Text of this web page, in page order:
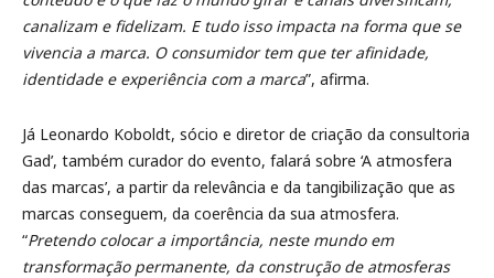
canalizam e fidelizam. E tudo isso impacta na forma que se
vivencia a marca. O consumidor tem que ter afinidade,
identidade e experiência com a marca”, afirma.
Já Leonardo Koboldt, sócio e diretor de criação da consultoria
Gad’, também curador do evento, falará sobre ‘A atmosfera
das marcas’, a partir da relevância e da tangibilização que as
marcas conseguem, da coerência da sua atmosfera.
“Pretendo colocar a importância, neste mundo em
transformação permanente, da construção de atmosferas